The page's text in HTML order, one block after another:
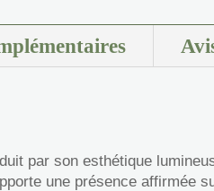
par son esthétique
une présence affirmée